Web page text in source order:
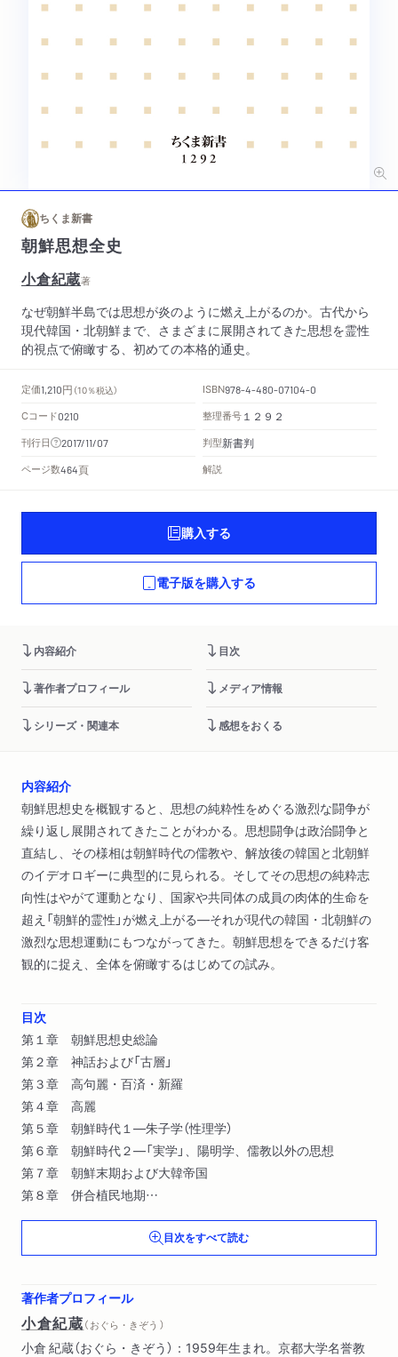
ちくま新書
朝鮮思想全史
小倉紀蔵著
なぜ朝鮮半島では思想が炎のように燃え上がるのか。古代から
現代韓国・北朝鮮まで、さまざまに展開されてきた思想を霊性
的視点で俯瞰する、初めての本格的通史。
定価1,210円 （10％税込） ISBN978-4-480-07104-0
Cコード0210 整理番号 １２９２
刊行日 2017/11/07 判型新書判
ページ数464頁 解説
購入する
電子版を購入する
内容紹介 目次
著作者プロフィール メディア情報
シリーズ・関連本 感想をおくる
内容紹介
朝鮮思想史を概観すると、思想の純粋性をめぐる激烈な闘争が
繰り返し展開されてきたことがわかる。思想闘争は政治闘争と
直結し、その様相は朝鮮時代の儒教や、解放後の韓国と北朝鮮
のイデオロギーに典型的に見られる。そしてその思想の純粋志
向性はやがて運動となり、国家や共同体の成員の肉体的生命を
超え「朝鮮的霊性」が燃え上がる―それが現代の韓国・北朝鮮の
激烈な思想運動にもつながってきた。朝鮮思想をできるだけ客
観的に捉え、全体を俯瞰するはじめての試み。
目次
第１章 朝鮮思想史総論
第２章 神話および「古層」
第３章 高句麗・百済・新羅
第４章 高麗
第５章 朝鮮時代１―朱子学（性理学）
第６章 朝鮮時代２―「実学」、陽明学、儒教以外の思想
第７章 朝鮮末期および大韓帝国
第８章 併合植民地期
第９章 朝鮮民主主義人民共和国
目次をすべて読む
著作者プロフィール
小倉紀蔵（ おぐら・きぞう ）
小倉 紀蔵（おぐら・きぞう）：1959年生まれ。京都大学名誉教